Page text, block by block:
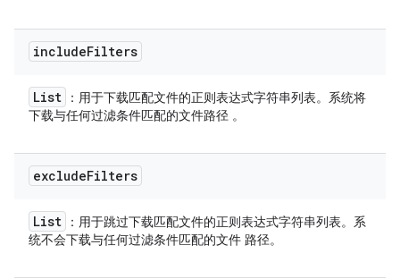
includeFilters
List
：用于下载匹配文件的正则表达式字符串列表。系统将
下载与任何过滤条件匹配的文件路径 。
excludeFilters
List
：用于跳过下载匹配文件的正则表达式字符串列表。系
统不会下载与任何过滤条件匹配的文件 路径。